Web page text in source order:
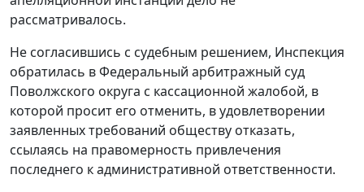
рассматривалось.
Не согласившись с судебным решением, Инспекция
обратилась в Федеральный арбитражный суд
Поволжского округа с кассационной жалобой, в
которой просит его отменить, в удовлетворении
заявленных требований обществу отказать,
ссылаясь на правомерность привлечения
последнего к административной ответственности.